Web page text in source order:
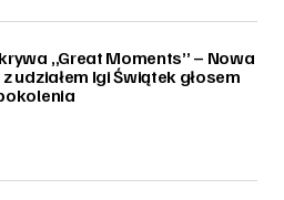
„Great Moments” – Nowa
udziałem Igi Świątek głosem